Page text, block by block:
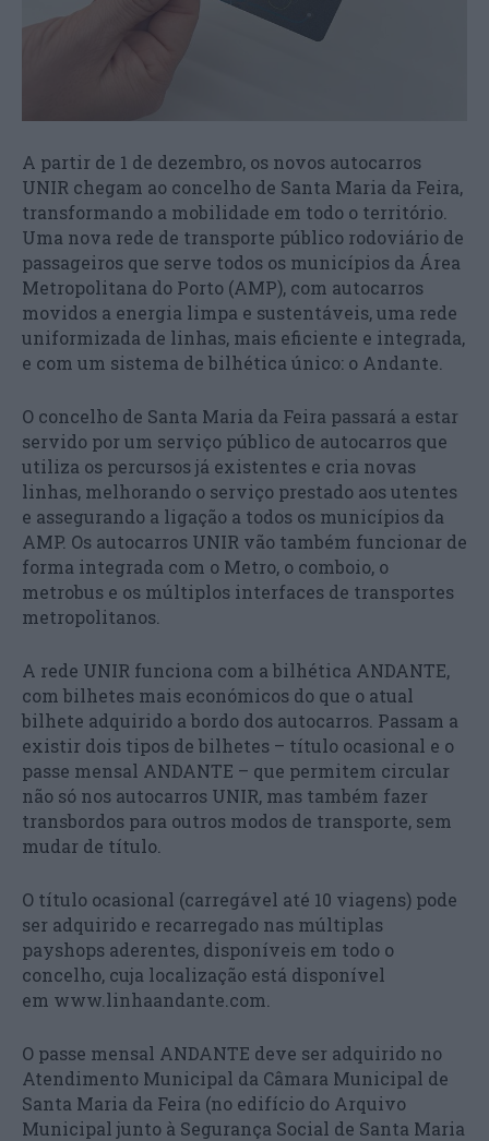
A partir de 1 de dezembro, os novos autocarros
UNIR chegam ao concelho de Santa Maria da Feira,
transformando a mobilidade em todo o território.
Uma nova rede de transporte público rodoviário de
passageiros que serve todos os municípios da Área
Metropolitana do Porto (AMP), com autocarros
movidos a energia limpa e sustentáveis, uma rede
uniformizada de linhas, mais eficiente e integrada,
e com um sistema de bilhética único: o Andante.
O concelho de Santa Maria da Feira passará a estar
servido por um serviço público de autocarros que
utiliza os percursos já existentes e cria novas
linhas, melhorando o serviço prestado aos utentes
e assegurando a ligação a todos os municípios da
AMP. Os autocarros UNIR vão também funcionar de
forma integrada com o Metro, o comboio, o
metrobus e os múltiplos interfaces de transportes
metropolitanos.
A rede UNIR funciona com a bilhética ANDANTE,
com bilhetes mais económicos do que o atual
bilhete adquirido a bordo dos autocarros. Passam a
existir dois tipos de bilhetes – título ocasional e o
passe mensal ANDANTE – que permitem circular
não só nos autocarros UNIR, mas também fazer
transbordos para outros modos de transporte, sem
mudar de título.
O título ocasional (carregável até 10 viagens) pode
ser adquirido e recarregado nas múltiplas
payshops aderentes, disponíveis em todo o
concelho, cuja localização está disponível
em www.linhaandante.com.
O passe mensal ANDANTE deve ser adquirido no
Atendimento Municipal da Câmara Municipal de
Santa Maria da Feira (no edifício do Arquivo
Municipal junto à Segurança Social de Santa Maria